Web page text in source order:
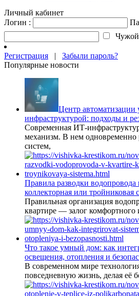
Личный кабинет
Логин :
Регистрация | Забыли пароль?
Популярные новости
Центр
инфраструктурой: подходы и
Современная ИТ-
механизм. В нем одновременно
систем,
Правила разводки водопровода
коллекторная или тройниковая
Правильная организация
квартире — залог комфортного
Что такое умный дом: как
освещения, отопления и
В современном мире
повседневную жизнь, делая её